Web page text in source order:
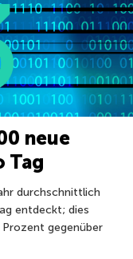
neue
Tag
durchschnittlich
entdeckt; dies
gegenüber